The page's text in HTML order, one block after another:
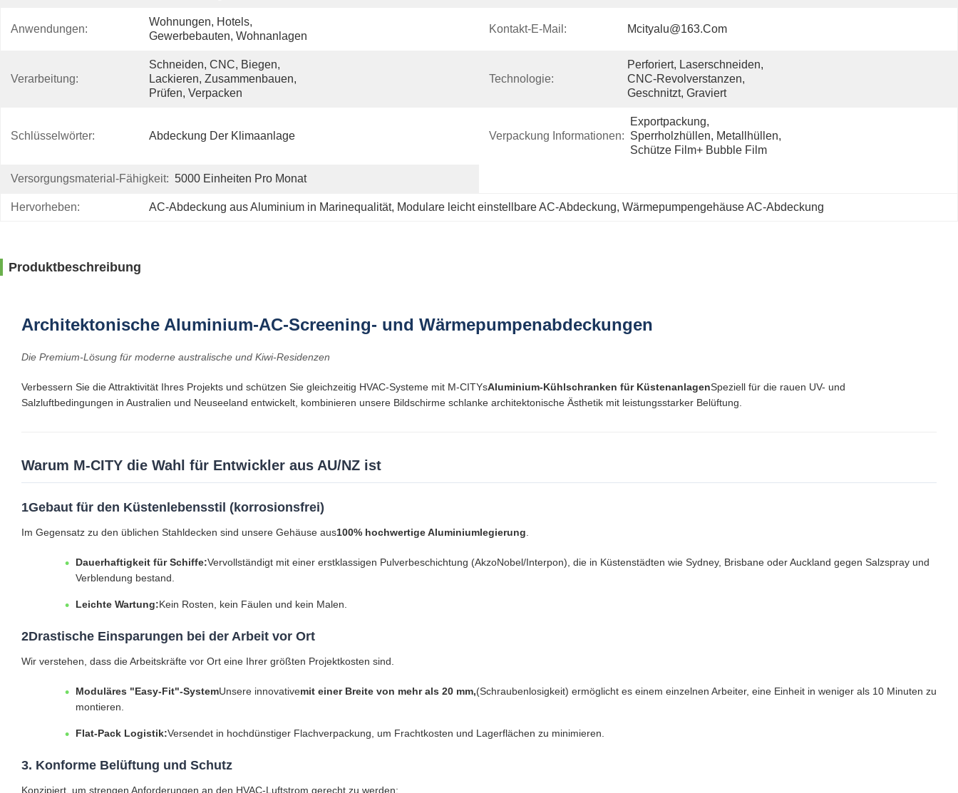
Anwendungen:
Wohnungen, Hotels,
Gewerbebauten, Wohnanlagen
Kontakt-E-Mail: Mcityalu@163.com
Verarbeitung:
Schneiden, CNC, Biegen,
Lackieren, Zusammenbauen,
Prüfen, Verpacken
Technologie:
Perforiert, Laserschneiden,
CNC-Revolverstanzen,
Geschnitzt, Graviert
Schlüsselwörter: Abdeckung Der Klimaanlage Verpackung Informationen:
Exportpackung,
Sperrholzhüllen, Metallhüllen,
Schütze Film+ Bubble Film
Versorgungsmaterial-Fähigkeit: 5000 Einheiten Pro Monat
Hervorheben: AC-Abdeckung aus Aluminium in Marinequalität, Modulare leicht einstellbare AC-Abdeckung, Wärmepumpengehäuse AC-Abdeckung
Produktbeschreibung
Architektonische Aluminium-AC-Screening- und Wärmepumpenabdeckungen
Die Premium-Lösung für moderne australische und Kiwi-Residenzen
Verbessern Sie die Attraktivität Ihres Projekts und schützen Sie gleichzeitig HVAC-Systeme mit M-CITYsAluminium-Kühlschranken für KüstenanlagenSpeziell für die rauen UV- und
Salzluftbedingungen in Australien und Neuseeland entwickelt, kombinieren unsere Bildschirme schlanke architektonische Ästhetik mit leistungsstarker Belüftung.
Warum M-CITY die Wahl für Entwickler aus AU/NZ ist
1Gebaut für den Küstenlebensstil (korrosionsfrei)
Im Gegensatz zu den üblichen Stahldecken sind unsere Gehäuse aus100% hochwertige Aluminiumlegierung
Dauerhaftigkeit für Schiffe:Vervollständigt mit einer erstklassigen Pulverbeschichtung (AkzoNobel/Interpon), die in Küstenstädten wie Sydney, Brisbane oder Auckland gegen Salzspray und
Verblendung bestand.
Leichte Wartung:Kein Rosten, kein Fäulen und kein Malen.
2Drastische Einsparungen bei der Arbeit vor Ort
Wir verstehen, dass die Arbeitskräfte vor Ort eine Ihrer größten Projektkosten sind.
Moduläres "Easy-Fit"-SystemUnsere innovativemit einer Breite von mehr als 20 mm,(Schraubenlosigkeit) ermöglicht es einem einzelnen Arbeiter, eine Einheit in weniger als 10 Minuten zu
montieren.
Flat-Pack Logistik:Versendet in hochdünstiger Flachverpackung, um Frachtkosten und Lagerflächen zu minimieren.
3. Konforme Belüftung und Schutz
Konzipiert, um strengen Anforderungen an den HVAC-Luftstrom gerecht zu werden: